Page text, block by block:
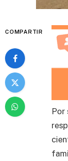
COMPARTIR
Por